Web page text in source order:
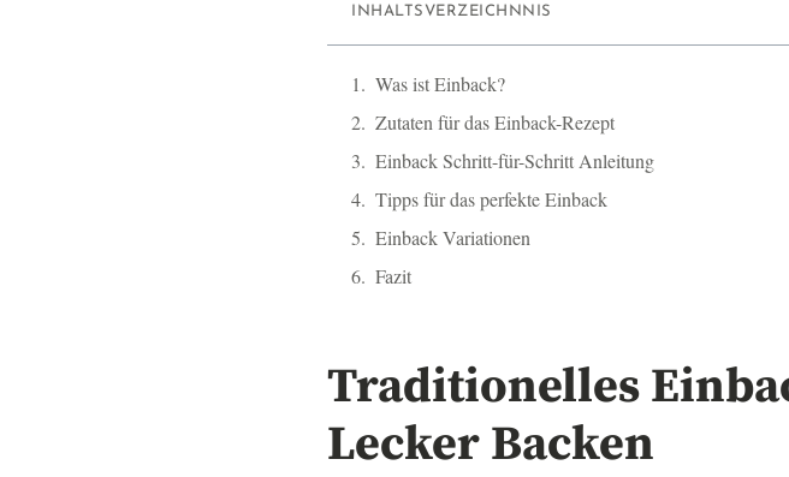
INHALTSVERZEICHNNIS
Was ist Einback?
Zutaten für das Einback-Rezept
Einback Schritt-für-Schritt Anleitung
Tipps für das perfekte Einback
Einback Variationen
Fazit
Traditionelles
Lecker Backen